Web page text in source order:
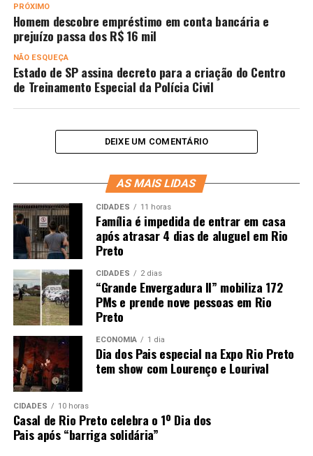
PRÓXIMO
Homem descobre empréstimo em conta bancária e
prejuízo passa dos R$ 16 mil
NÃO ESQUEÇA
Estado de SP assina decreto para a criação do Centro
de Treinamento Especial da Polícia Civil
DEIXE UM COMENTÁRIO
AS MAIS LIDAS
CIDADES 11 horas
Família é impedida de entrar em casa
após atrasar 4 dias de aluguel em Rio
Preto
CIDADES 2 dias
“Grande Envergadura II” mobiliza 172
PMs e prende nove pessoas em Rio
Preto
ECONOMIA 1 dia
Dia dos Pais especial na Expo Rio Preto
tem show com Lourenço e Lourival
CIDADES 10 horas
Casal de Rio Preto celebra o 1º Dia dos
Pais após “barriga solidária”